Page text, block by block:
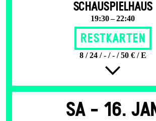
SCHAUSPIELHAUS
19:30 – 22:40
Restkarten
8 / 24 / - / - / 50 € / E
Sa - 16.